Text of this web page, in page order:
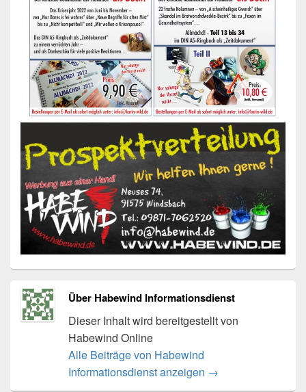
Über Habewind Informationsdienst
Dieser Inhalt wird bereitgestellt von
Habewind Online
Alle Beiträge von Habewind
Informationsdienst anzeigen →